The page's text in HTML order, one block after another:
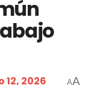
12, 2026 AA